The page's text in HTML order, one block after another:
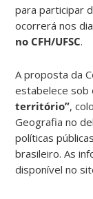
para participar
ocorrerá nos
no CFH/UFSC.
A proposta da
estabelece
território”,
Geografia no
políticas
brasileiro. As
disponível no